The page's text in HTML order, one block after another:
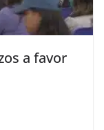
a favor